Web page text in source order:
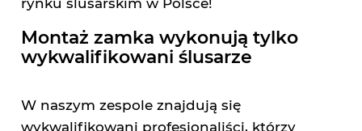
rynku ślusarskim w Polsce!
Montaż zamka wykonują tylko
wykwalifikowani ślusarze
W naszym zespole znajdują się
wykwalifikowani profesjonaliści, którzy